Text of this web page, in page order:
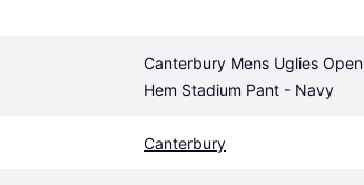
Canterbury Mens Uglies Open
Hem Stadium Pant - Navy
Canterbury